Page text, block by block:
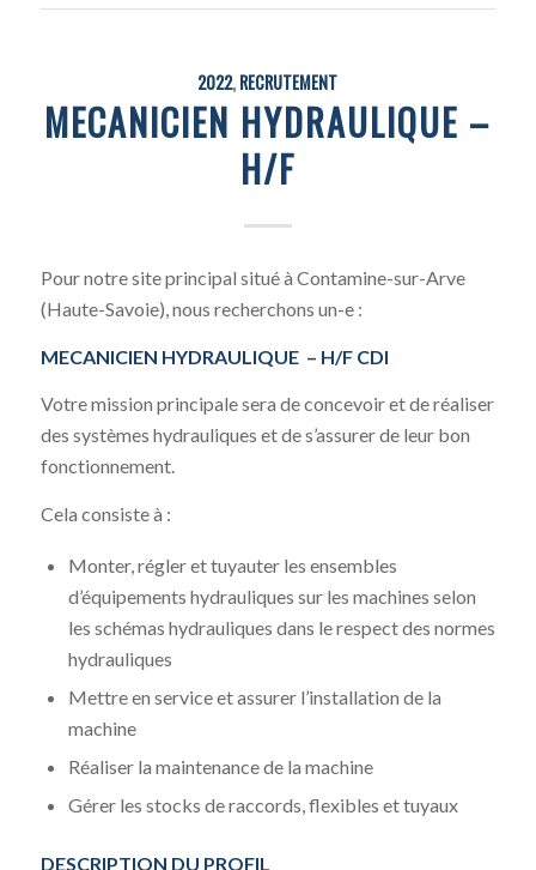
2022,RECRUTEMENT
MECANICIEN HYDRAULIQUE –
H/F
Pour notre site principal situé à Contamine-sur-Arve
(Haute-Savoie), nous recherchons un-e :
MECANICIEN HYDRAULIQUE – H/F CDI
Votre mission principale sera de concevoir et de réaliser
des systèmes hydrauliques et de s’assurer de leur bon
fonctionnement.
Cela consiste à :
Monter, régler et tuyauter les ensembles
d’équipements hydrauliques sur les machines selon
les schémas hydrauliques dans le respect des normes
hydrauliques
Mettre en service et assurer l’installation de la
machine
Réaliser la maintenance de la machine
Gérer les stocks de raccords, flexibles et tuyaux
DESCRIPTION DU PROFIL